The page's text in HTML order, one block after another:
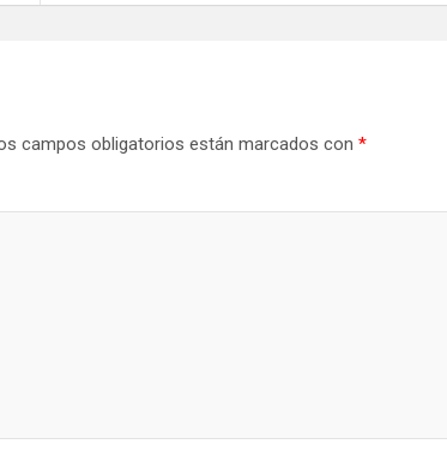
campos obligatorios están marcados con *